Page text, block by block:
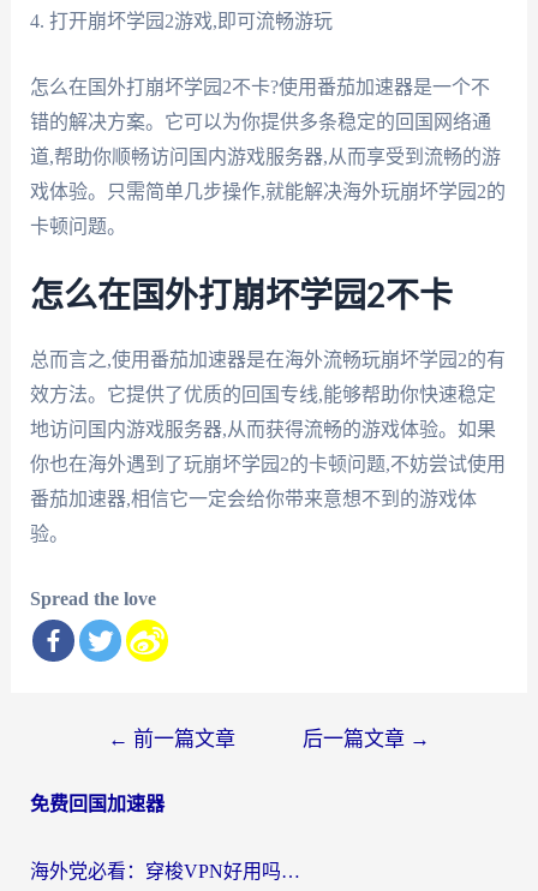
4. 打开崩坏学园2游戏,即可流畅游玩
怎么在国外打崩坏学园2不卡?使用番茄加速器是一个不
错的解决方案。它可以为你提供多条稳定的回国网络通
道,帮助你顺畅访问国内游戏服务器,从而享受到流畅的游
戏体验。只需简单几步操作,就能解决海外玩崩坏学园2的
卡顿问题。
怎么在国外打崩坏学园2不卡
总而言之,使用番茄加速器是在海外流畅玩崩坏学园2的有
效方法。它提供了优质的回国专线,能够帮助你快速稳定
地访问国内游戏服务器,从而获得流畅的游戏体验。如果
你也在海外遇到了玩崩坏学园2的卡顿问题,不妨尝试使用
番茄加速器,相信它一定会给你带来意想不到的游戏体
验。
Spread the love
导
← 前一篇文章 后一篇文章 →
免费回国加速器
海外党必看：穿梭VPN好用吗？和云帆VPN对比哪个回国效果更好？附真实测评+避坑指南